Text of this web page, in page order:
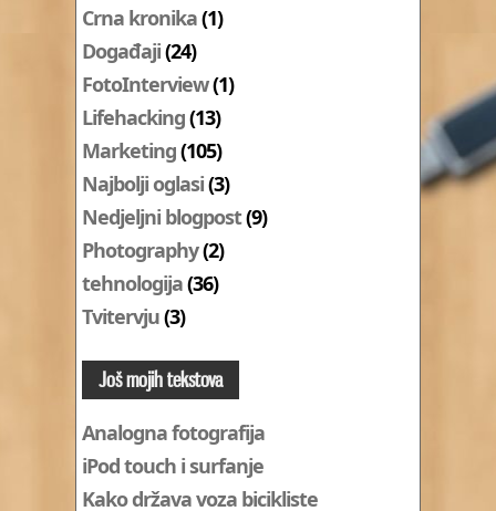
Crna kronika(1)
Događaji(24)
FotoInterview(1)
Lifehacking(13)
Marketing(105)
Najbolji oglasi(3)
Nedjeljni blogpost(9)
Photography(2)
tehnologija(36)
Tvitervju(3)
Još mojih tekstova
Analogna fotografija
iPod touch i surfanje
Kako država voza bicikliste